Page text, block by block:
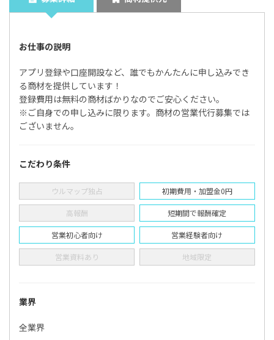
お仕事の説明
アプリ登録や口座開設など、誰でもかんたんに申し込みでき
る商材を提供しています！
登録費用は無料の商材ばかりなのでご安心ください。
※ご自身での申し込みに限ります。商材の営業代行募集では
ございません。
こだわり条件
ウルマップ独占 初期費用・加盟金0円
高報酬 短期間で報酬確定
営業初心者向け 営業経験者向け
営業資料あり 地域限定
業界
全業界